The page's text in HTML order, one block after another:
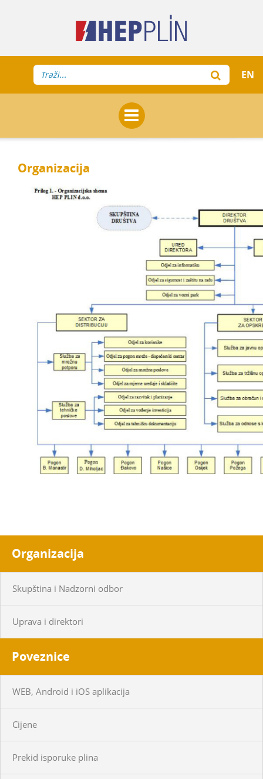
EN
Organizacija
Organizacija
Skupština i Nadzorni odbor
Uprava i direktori
Poveznice
WEB, Android i iOS aplikacija
Cijene
Prekid isporuke plina